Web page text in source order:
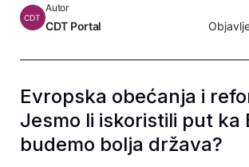
CDT
Autor
CDT Portal
Evropska obećanja i
Jesmo li iskoristili put ka
budemo bolja država?